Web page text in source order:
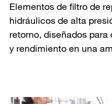
Elementos de filtro de
hidráulicos de alta
retorno, diseñados
y rendimiento en una